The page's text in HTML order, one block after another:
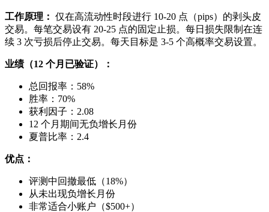
工作原理： 仅在高流动性时段进行 10-20 点（pips）的剥头皮
交易。每笔交易设有 20-25 点的固定止损。每日损失限制在连
续 3 次亏损后停止交易。每天目标是 3-5 个高概率交易设置。
业绩（12 个月已验证）：
总回报率：58%
胜率：70%
获利因子：2.08
12 个月期间无负增长月份
夏普比率：2.4
优点：
评测中回撤最低（18%）
从未出现负增长月份
非常适合小账户（$500+）